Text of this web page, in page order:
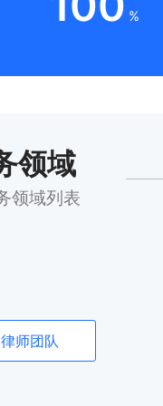
%
领域
领域列表
律师团队